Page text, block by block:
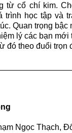
từ cổ chí kim.
trình học tập và
Quan trọng bậc
lý các bạn
đó theo đuổi trọn
Ngọc Thạch,